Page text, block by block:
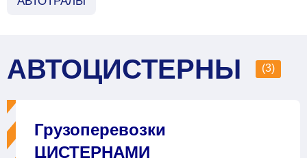
АВТОЦИСТЕРНЫ (3)
Грузоперевозки
ЦИСТЕРНАМИ